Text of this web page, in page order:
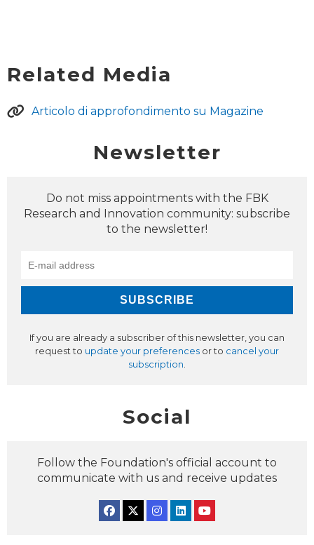
Related Media
Articolo di approfondimento su Magazine
Newsletter
Do not miss appointments with the FBK
Research and Innovation community: subscribe
to the newsletter!
If you are already a subscriber of this newsletter, you can
request to update your preferences or to cancel your
subscription
Social
Follow the Foundation's official account to
communicate with us and receive updates